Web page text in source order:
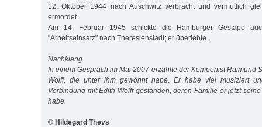
12. Oktober 1944 nach Auschwitz verbracht und vermutlich
ermordet.
Am 14. Februar 1945 schickte die Hamburger Gestapo
"Arbeitseinsatz" nach Theresienstadt; er überlebte.
Nachklang
In einem Gespräch im Mai 2007 erzählte der Komponist Raimund
Wolff, die unter ihm gewohnt habe. Er habe viel musiziert
Verbindung mit Edith Wolff gestanden, deren Familie er jetzt
habe.
© Hildegard Thevs